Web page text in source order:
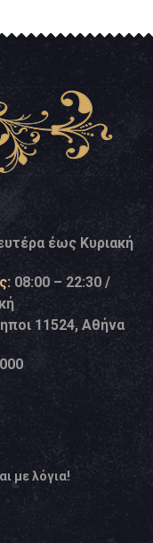
έως Κυριακή
08:00 – 22:30 /
11524, Αθήνα
με λόγια!